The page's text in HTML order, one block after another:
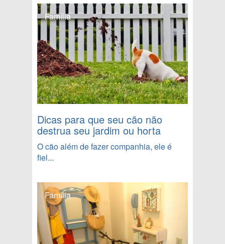
Família
Dicas para que seu cão não
destrua seu jardim ou horta
O cão além de fazer companhia, ele é
fiel...
Família